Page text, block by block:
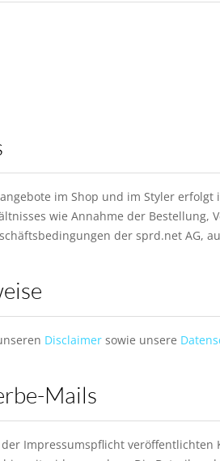
im Shop und im Styler
wie Annahme der
der sprd.net AG,
Disclaimer sowie unsere
Mails
Impressumspflicht